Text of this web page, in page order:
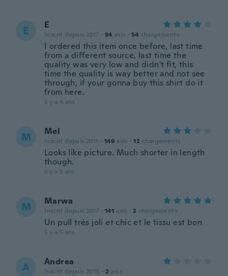
E E
Inscrit depuis 2017 · 94 avis · 54 chargements
I ordered this item once before, last time
from a different source, last time the
quality was very low and didn't fit, this
time the quality is way better and not see
through, if your gonna buy this shirt do it
from here.
il y a 4 ans
M Mel
Inscrit depuis 2011 · 149 avis · 12 chargements
Looks like picture. Much shorter in length
though.
il y a 5 ans
M Marwa
Inscrit depuis 2017 · 141 avis · 2 chargements
Un pull très joli et chic et le tissu est bon
il y a 5 ans
A Andrea
Inscrit depuis 2019 · 2 avis